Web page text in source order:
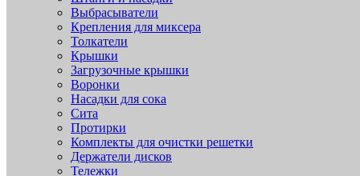
Выбрасыватели
Крепления для миксера
Толкатели
Крышки
Загрузочные крышки
Воронки
Насадки для сока
Сита
Протирки
Комплекты для очистки решетки
Держатели дисков
Тележки